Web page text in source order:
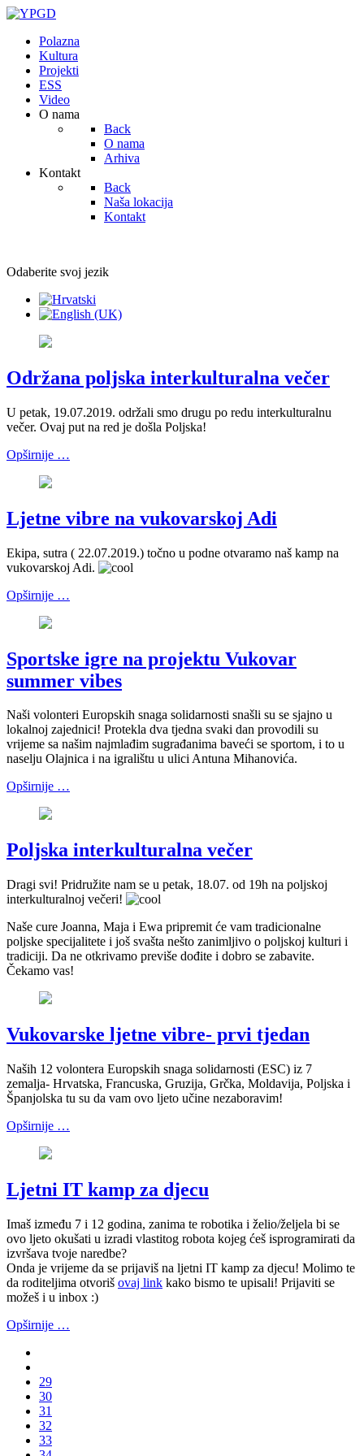
Polazna
Kultura
Projekti
ESS
Video
O nama
Back
O nama
Arhiva
Kontakt
Back
Naša lokacija
Kontakt
Odaberite svoj jezik
Održana poljska interkulturalna večer
U petak, 19.07.2019. održali smo drugu po redu interkulturalnu
večer. Ovaj put na red je došla Poljska!
Opširnije …
Ljetne vibre na vukovarskoj Adi
Ekipa, sutra ( 22.07.2019.) točno u podne otvaramo naš kamp na
vukovarskoj Adi.
Opširnije …
Sportske igre na projektu Vukovar
summer vibes
Naši volonteri Europskih snaga solidarnosti snašli su se sjajno u
lokalnoj zajednici! Protekla dva tjedna svaki dan provodili su
vrijeme sa našim najmlađim sugrađanima baveći se sportom, i to u
naselju Olajnica i na igralištu u ulici Antuna Mihanovića.
Opširnije …
Poljska interkulturalna večer
Dragi svi! Pridružite nam se u petak, 18.07. od 19h na poljskoj
interkulturalnoj večeri!
Naše cure Joanna, Maja i Ewa pripremit će vam tradicionalne
poljske specijalitete i još svašta nešto zanimljivo o poljskoj kulturi i
tradiciji. Da ne otkrivamo previše dođite i dobro se zabavite.
Čekamo vas!
Vukovarske ljetne vibre- prvi tjedan
Naših 12 volontera Europskih snaga solidarnosti (ESC) iz 7
zemalja- Hrvatska, Francuska, Gruzija, Grčka, Moldavija, Poljska i
Španjolska tu su da vam ovo ljeto učine nezaboravim!
Opširnije …
Ljetni IT kamp za djecu
Imaš između 7 i 12 godina, zanima te robotika i želio/željela bi se
ovo ljeto okušati u izradi vlastitog robota kojeg ćeš isprogramirati da
izvršava tvoje naredbe?
Onda je vrijeme da se prijaviš na ljetni IT kamp za djecu! Molimo te
da roditeljima otvoriš ovaj link kako bismo te upisali! Prijaviti se
možeš i u inbox :)
Opširnije …
29
30
31
32
33